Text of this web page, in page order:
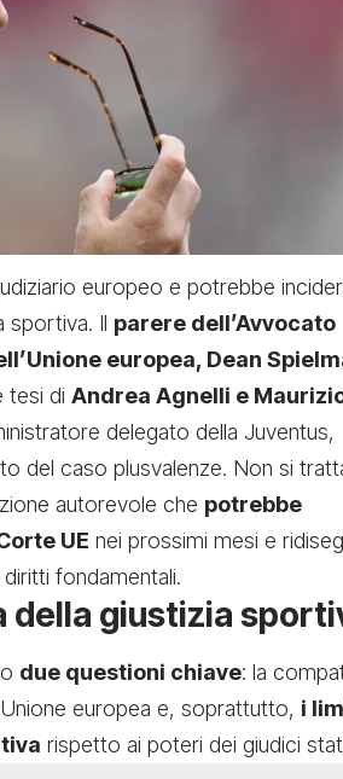
europeo e potrebbe
sportiva. Il parere dell’Avvocato
europea, Dean
tesi di Andrea Agnelli e
delegato della Juventus,
del caso plusvalenze. Non si
autorevole che potrebbe
UE nei prossimi mesi e
fondamentali.
della giustizia
due questioni chiave: la
europea e, soprattutto, i
rispetto ai poteri dei giudici